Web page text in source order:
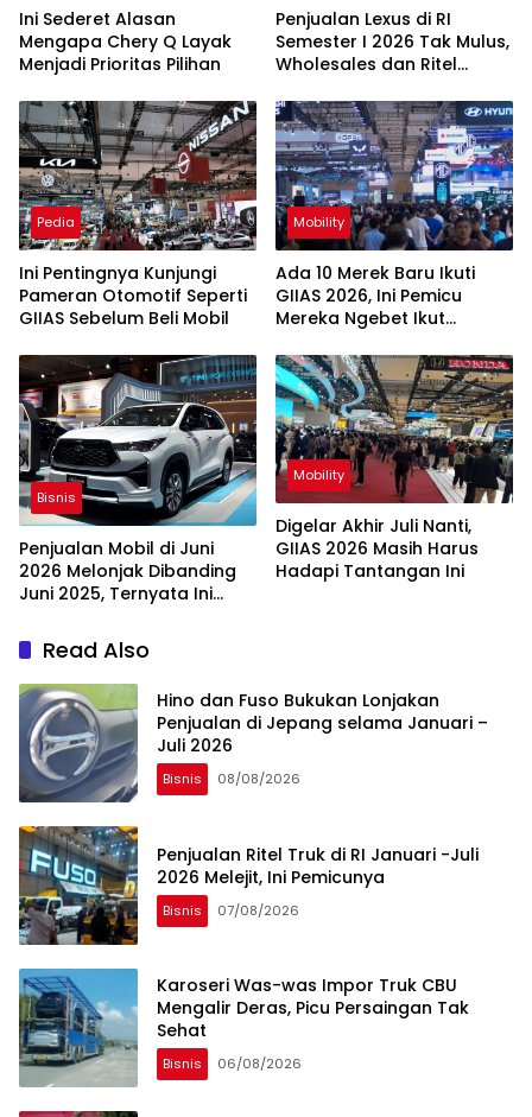
Ini Sederet Alasan
Mengapa Chery Q Layak
Menjadi Prioritas Pilihan
Penjualan Lexus di RI
Semester I 2026 Tak Mulus,
Wholesales dan Ritel
Pedia
Ini Pentingnya Kunjungi
Pameran Otomotif Seperti
GIIAS Sebelum Beli Mobil
Mobility
Ada 10 Merek Baru Ikuti
GIIAS 2026, Ini Pemicu
Mereka Ngebet Ikut
Bisnis
Penjualan Mobil di Juni
2026 Melonjak Dibanding
Juni 2025, Ternyata Ini
Mobility
Digelar Akhir Juli Nanti,
GIIAS 2026 Masih Harus
Hadapi Tantangan Ini
Read Also
Hino dan Fuso Bukukan Lonjakan
Penjualan di Jepang selama Januari –
Juli 2026
Bisnis 08/08/2026
Penjualan Ritel Truk di RI Januari -Juli
2026 Melejit, Ini Pemicunya
Bisnis 07/08/2026
Karoseri Was-was Impor Truk CBU
Mengalir Deras, Picu Persaingan Tak
Sehat
Bisnis 06/08/2026